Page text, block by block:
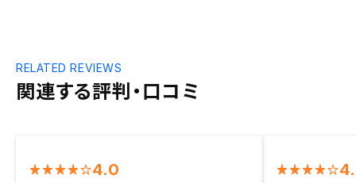
関連する評判・口コミ
RELATED REVIEWS
4.0